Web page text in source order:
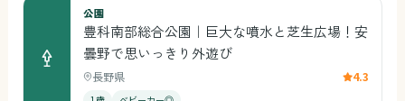
公園
豊科南部総合公園｜巨大な噴水と芝生広場！安
曇野で思いっきり外遊び
長野県 4.3